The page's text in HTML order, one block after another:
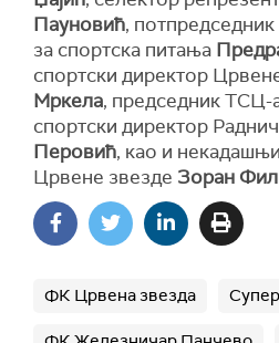
Пауновић,
за спортска питања
спортски директор
Мркела, председник ТСЦ-
спортски директор
Перовић, као и
Црвене звезде Зоран
ФК Црвена звезда